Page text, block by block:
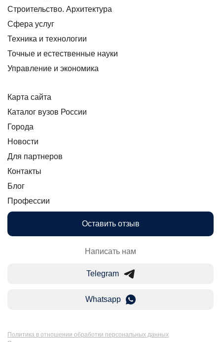
Строительство. Архитектура
Сфера услуг
Техника и технологии
Точные и естественные науки
Управление и экономика
Карта сайта
Каталог вузов России
Города
Новости
Для партнеров
Контакты
Блог
Профессии
Оставить отзыв
Написать нам
Telegram
Whatsapp
Политика в отношении обработки персональных данных